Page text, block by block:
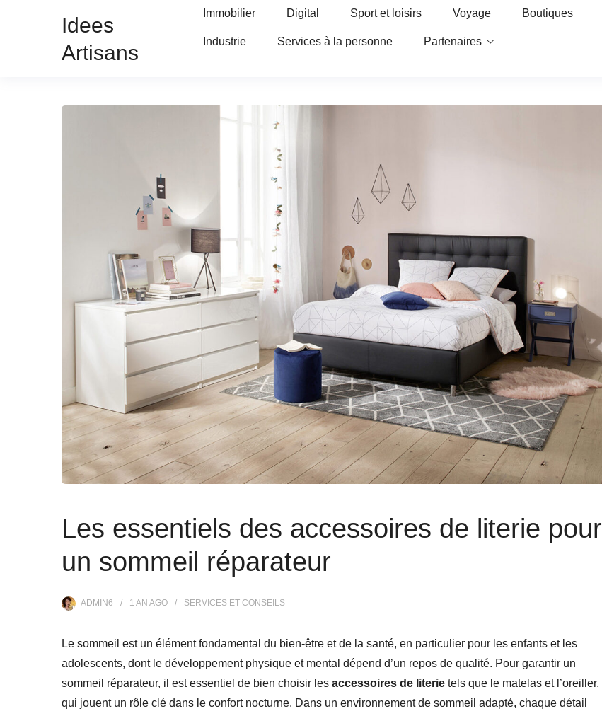
Idees
Artisans
Immobilier Digital Sport et loisirs Voyage Boutiques
Industrie Services à la personne Partenaires
Les essentiels des accessoires de literie pour
un sommeil réparateur
ADMIN6 1 AN AGO SERVICES ET CONSEILS
Le sommeil est un élément fondamental du bien-être et de la santé, en particulier pour les enfants et les
adolescents, dont le développement physique et mental dépend d’un repos de qualité. Pour garantir un
sommeil réparateur, il est essentiel de bien choisir les accessoires de literie tels que le matelas et l’oreiller,
qui jouent un rôle clé dans le confort nocturne. Dans un environnement de sommeil adapté, chaque détail